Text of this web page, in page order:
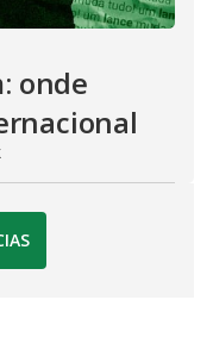
onde